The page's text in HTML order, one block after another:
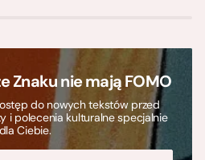
Znaku nie mają FOMO
do nowych tekstów przed
i polecenia kulturalne specjalnie
dla Ciebie.